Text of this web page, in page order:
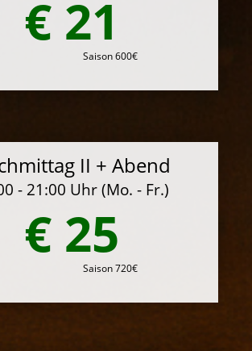
€ 21
Saison 600€
II + Abend
- 21:00 Uhr (Mo. - Fr.)
€ 25
Saison 720€